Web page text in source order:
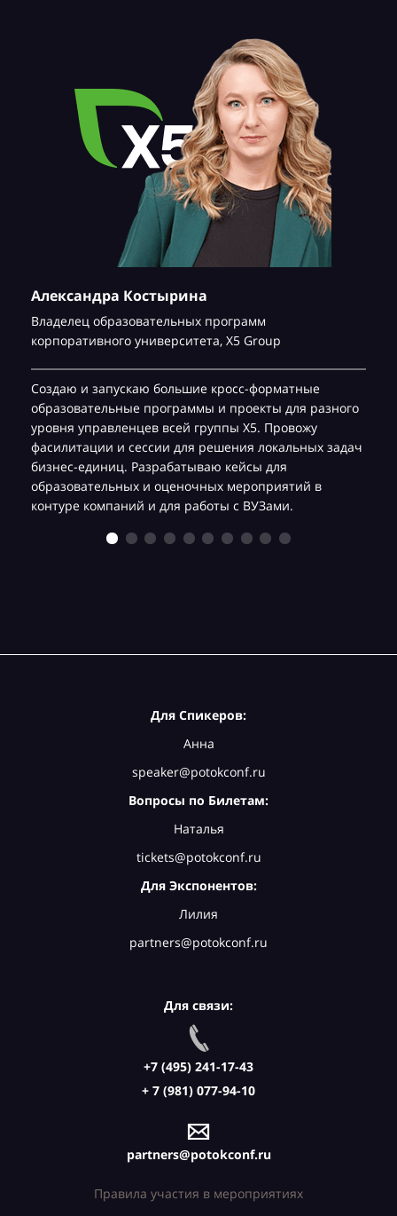
Александра Костырина
Владелец образовательных программ
корпоративного университета, Х5 Group
Создаю и запускаю большие кросс-форматные
образовательные программы и проекты для разного
уровня управленцев всей группы Х5. Провожу
фасилитации и сессии для решения локальных задач
бизнес-единиц. Разрабатываю кейсы для
образовательных и оценочных мероприятий в
контуре компаний и для работы с ВУЗами.
Для Спикеров:
Анна
speaker@potokconf.ru
Вопросы по Билетам:
Наталья
tickets@potokconf.ru
Для Экспонентов:
Лилия
partners@potokconf.ru
Для связи:
+7 (495) 241-17-43
+ 7 (981) 077-94-10
partners@potokconf.ru
Правила участия в мероприятиях